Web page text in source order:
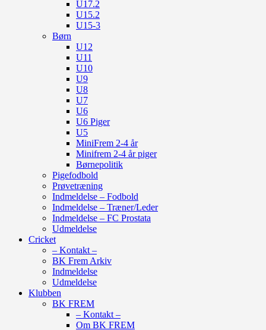
U17.2
U15.2
U15-3
Børn
U12
U11
U10
U9
U8
U7
U6
U6 Piger
U5
MiniFrem 2-4 år
Minifrem 2-4 år piger
Børnepolitik
Pigefodbold
Prøvetræning
Indmeldelse – Fodbold
Indmeldelse – Træner/Leder
Indmeldelse – FC Prostata
Udmeldelse
Cricket
– Kontakt –
BK Frem Arkiv
Indmeldelse
Udmeldelse
Klubben
BK FREM
– Kontakt –
Om BK FREM